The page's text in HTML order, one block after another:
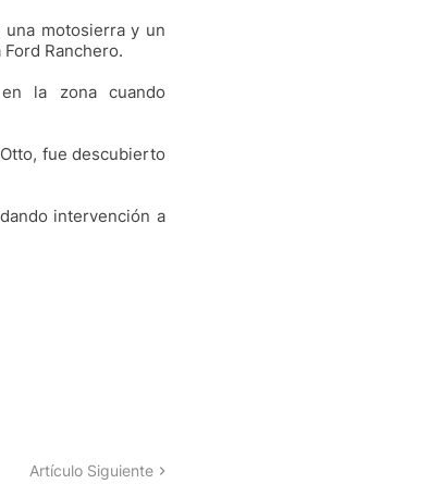
motosierra y un
Ranchero.
la zona cuando
fue descubierto
intervención a
Artículo Siguiente